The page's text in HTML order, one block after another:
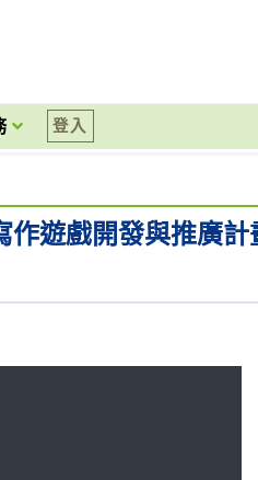
登入
遊戲開發與推廣